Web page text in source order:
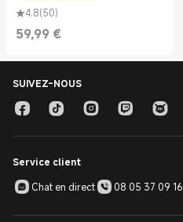
4.8(50)
59,99 €
Current Price €59.99
SUIVEZ-NOUS
Service client
Chat en direct
08 05 37 09 16